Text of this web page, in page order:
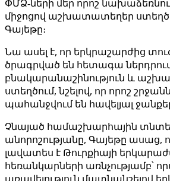
ՓՄՁ‑ների մեր որոշ
միջոցով աշխատատեղեր
Գայեթը։
Նա ասել է, որ երկրաշարժից
ծրագրված են հետագա
բնակարանաշինություն և
ստեղծում, նշելով, որ որոշ
պահանջվում են հավելյալ
Չնայած համաշխարհային
անորոշությանը, Գայեթը ասաց,
լավատես է Թուրքիայի
հեռանկարների առնչությամբ՝